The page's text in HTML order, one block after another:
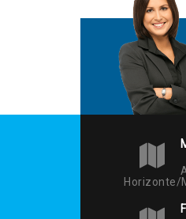
Horizonte/